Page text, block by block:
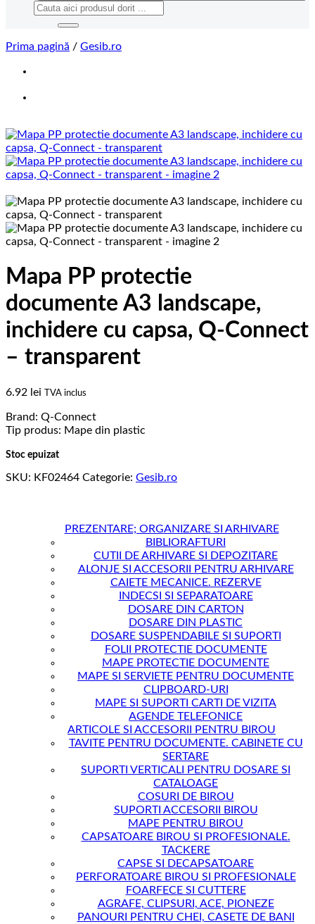
Caută
Prima pagină / Gesib.ro
Mapa PP protectie
documente A3 landscape,
inchidere cu capsa, Q-Connect
– transparent
6.92 lei TVA inclus
Brand: Q-Connect
Tip produs: Mape din plastic
Stoc epuizat
SKU: KF02464 Categorie: Gesib.ro
PREZENTARE; ORGANIZARE SI ARHIVARE
BIBLIORAFTURI
CUTII DE ARHIVARE SI DEPOZITARE
ALONJE SI ACCESORII PENTRU ARHIVARE
CAIETE MECANICE. REZERVE
INDECSI SI SEPARATOARE
DOSARE DIN CARTON
DOSARE DIN PLASTIC
DOSARE SUSPENDABILE SI SUPORTI
FOLII PROTECTIE DOCUMENTE
MAPE PROTECTIE DOCUMENTE
MAPE SI SERVIETE PENTRU DOCUMENTE
CLIPBOARD-URI
MAPE SI SUPORTI CARTI DE VIZITA
AGENDE TELEFONICE
ARTICOLE SI ACCESORII PENTRU BIROU
TAVITE PENTRU DOCUMENTE. CABINETE CU
SERTARE
SUPORTI VERTICALI PENTRU DOSARE SI
CATALOAGE
COSURI DE BIROU
SUPORTI ACCESORII BIROU
MAPE PENTRU BIROU
CAPSATOARE BIROU SI PROFESIONALE.
TACKERE
CAPSE SI DECAPSATOARE
PERFORATOARE BIROU SI PROFESIONALE
FOARFECE SI CUTTERE
AGRAFE, CLIPSURI, ACE, PIONEZE
PANOURI PENTRU CHEI, CASETE DE BANI